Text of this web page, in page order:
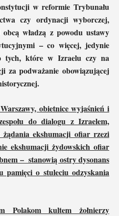
w reformie Trybunału
czy ordynacji wyborczej,
władzą z powodu ustawy
– co więcej, jedynie
tych, które w Izraelu czy na
za podważanie obowiązującej
obietnice wyjaśnień i
do dialogu z Izraelem,
ekshumacji ofiar rzezi
ekshumacji żydowskich ofiar
– stanowią ostry dysonans
pamięci o stuleciu odzyskania
Polakom kultem żołnierzy